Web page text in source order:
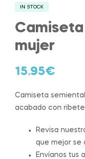
IN STOCK
mujer
15.95€
Camiseta
acabado con ribete
Revisa
que mejor se
Envíanos tus